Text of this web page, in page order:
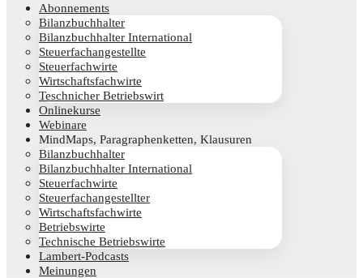
Abon­ne­ments
Bilanz­buch­hal­ter
Bilanz­buch­hal­ter International
Steu­er­fach­an­ge­stell­te
Steu­er­fach­wir­te
Wirt­schafts­fach­wir­te
Teschni­cher Betriebswirt
Online­kur­se
Web­i­na­re
Mind­Maps, Para­gra­phen­ket­ten, Klausuren
Bilanz­buch­hal­ter
Bilanz­buch­hal­ter International
Steu­er­fach­wir­te
Steu­er­fach­an­ge­stell­ter
Wirt­schafts­fach­wir­te
Betriebs­wir­te
Tech­ni­sche Betriebswirte
Lam­­bert-Pod­­casts
Mei­nun­gen